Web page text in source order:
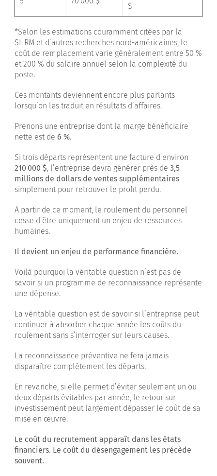
$
*Selon les estimations couramment citées par la
SHRM et d’autres recherches nord-américaines, le
coût de remplacement varie généralement entre 50 %
et 200 % du salaire annuel selon la complexité du
poste.
Ces montants deviennent encore plus parlants
lorsqu’on les traduit en résultats d’affaires.
Prenons une entreprise dont la marge bénéficiaire
nette est de 6 %.
Si trois départs représentent une facture d’environ
210 000 $, l’entreprise devra générer près de 3,5
millions de dollars de ventes supplémentaires
simplement pour retrouver le profit perdu.
À partir de ce moment, le roulement du personnel
cesse d’être uniquement un enjeu de ressources
humaines.
Il devient un enjeu de performance financière.
Voilà pourquoi la véritable question n’est pas de
savoir si un programme de reconnaissance représente
une dépense.
La véritable question est de savoir si l’entreprise peut
continuer à absorber chaque année les coûts du
roulement sans s’interroger sur leurs causes.
La reconnaissance préventive ne fera jamais
disparaître complètement les départs.
En revanche, si elle permet d’éviter seulement un ou
deux départs évitables par année, le retour sur
investissement peut largement dépasser le coût de sa
mise en œuvre.
Le coût du recrutement apparaît dans les états
financiers. Le coût du désengagement les précède
souvent.